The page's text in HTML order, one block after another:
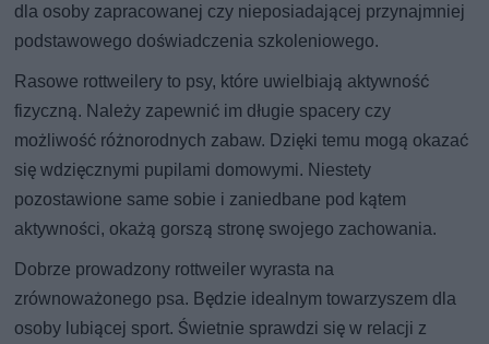
dla osoby zapracowanej czy nieposiadającej przynajmniej
podstawowego doświadczenia szkoleniowego.
Rasowe rottweilery to psy, które uwielbiają aktywność
fizyczną. Należy zapewnić im długie spacery czy
możliwość różnorodnych zabaw. Dzięki temu mogą okazać
się wdzięcznymi pupilami domowymi. Niestety
pozostawione same sobie i zaniedbane pod kątem
aktywności, okażą gorszą stronę swojego zachowania.
Dobrze prowadzony rottweiler wyrasta na
zrównoważonego psa. Będzie idealnym towarzyszem dla
osoby lubiącej sport. Świetnie sprawdzi się w relacji z